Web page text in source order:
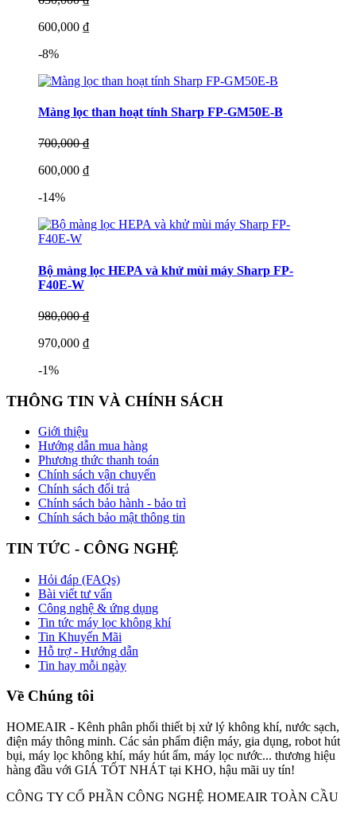
600,000 ₫
-8%
Màng lọc than hoạt tính Sharp FP-GM50E-B
700,000 ₫
600,000 ₫
-14%
Bộ màng lọc HEPA và khử mùi máy Sharp FP-
F40E-W
980,000 ₫
970,000 ₫
-1%
THÔNG TIN VÀ CHÍNH SÁCH
Giới thiệu
Hướng dẫn mua hàng
Phương thức thanh toán
Chính sách vận chuyển
Chính sách đổi trả
Chính sách bảo hành - bảo trì
Chính sách bảo mật thông tin
TIN TỨC - CÔNG NGHỆ
Hỏi đáp (FAQs)
Bài viết tư vấn
Công nghệ & ứng dụng
Tin tức máy lọc không khí
Tin Khuyến Mãi
Hỗ trợ - Hướng dẫn
Tin hay mỗi ngày
Về Chúng tôi
HOMEAIR - Kênh phân phối thiết bị xử lý không khí, nước sạch,
điện máy thông minh. Các sản phẩm điện máy, gia dụng, robot hút
bụi, máy lọc không khí, máy hút ẩm, máy lọc nước... thương hiệu
hàng đầu với GIÁ TỐT NHÁT tại KHO, hậu mãi uy tín!
CÔNG TY CỔ PHẦN CÔNG NGHỆ HOMEAIR TOÀN CẦU